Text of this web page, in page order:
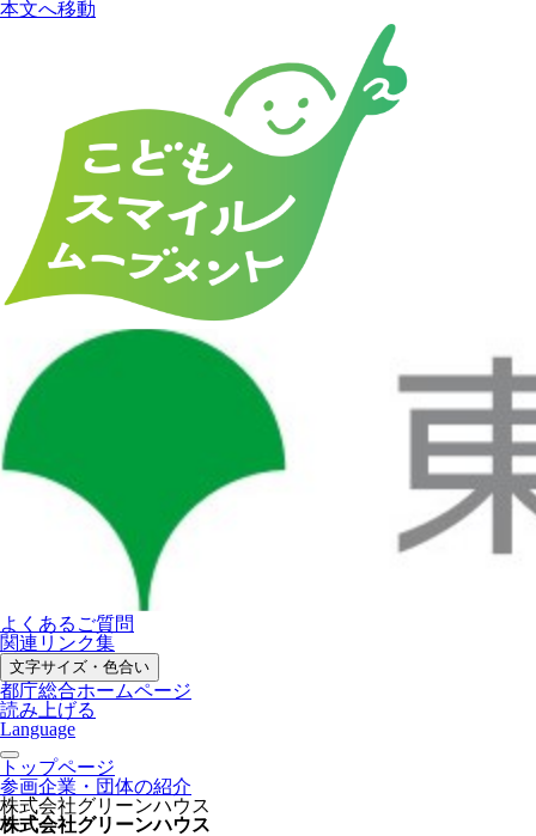
本文へ移動
よくあるご質問
関連リンク集
文字サイズ・色合い
都庁総合ホームページ
読み上げる
Language
トップページ
参画企業・団体の紹介
株式会社グリーンハウス
株式会社グリーンハウス